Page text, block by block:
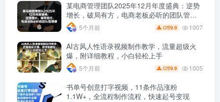
某电商管理团队2025年12月年度盛典：逆势
增长，破局有方，电商老板必听的团队管理
课
5个月前 C币9.9 1007
AI古风人性语录视频制作教学，流量超级火
爆，附详细教程，小白轻松上手
5个月前 C币9.9 1005
书单号创意打字视频，11条作品涨粉
1.1W+，全流程制作流程，快速起号变现